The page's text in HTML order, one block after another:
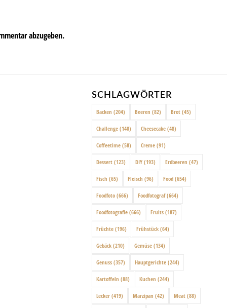
abzugeben.
SCHLAGWÖRTER
Backen (204) Beeren (82) Brot (45)
Challenge (140) Cheesecake (48)
Coffeetime (58) Creme (91)
Dessert (123) DIY (193) Erdbeeren (47)
Fisch (65) Fleisch (96) Food (654)
Foodfoto (666) Foodfotograf(664)
Foodfotografie (666) Fruits (187)
Früchte (196) Frühstück (64)
Gebäck (210) Gemüse (134)
Genuss (357) Hauptgerichte (244)
Kartoffeln (88) Kuchen (244)
Lecker (419) Marzipan (42) Meat (88)